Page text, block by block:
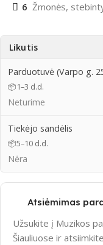
6 Žmonės,
Likutis
Parduotuvė (Varpo g.
📦1–3 d.d.
Neturime
Tiekėjo sandėlis
📦5–10 d.d.
Nėra
Atsiėmimas
Užsukite į Muzikos
Šiauliuose ir